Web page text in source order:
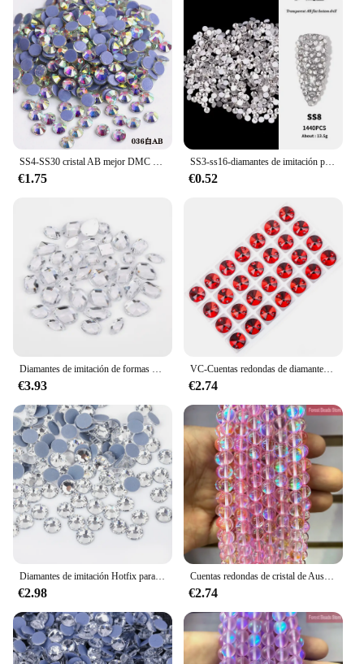
SS4-SS30 cristal AB mejor DMC Hot Fix Flatback Strass de cristal Hotfix hierro en costura accesorios de decoración de tela
€1.75
SS3-ss16-diamantes de imitación para decoración de uñas, cristal transparente AB dorado 3D sin HotFix FlatBack, para zapatos y bailes, 1440 piezas
€0.52
Diamantes de imitación de formas mixtas, cristal acrílico brillante para coser en la parte posterior plana, piedras de imitación para ropa DIY, cuentas de costura, 100 piezas
€3.93
VC-Cuentas redondas de diamantes de imitación de Cristal AB, todos los tamaños, accesorios de boda para decoración y bricolaje
€2.74
Diamantes de imitación Hotfix para decoración de ropa, piedras de cristal transparentes de varios colores para vestido de novia, muchos colores, todos los tamaños, SS3-SS40
€2.98
Cuentas redondas de cristal de Austria rosa, piedra de Luna brillante de 15 ", hebra de 6, 8, 10, 12MM, pulsera DIY, collar para fabricación de joyas
€2.74